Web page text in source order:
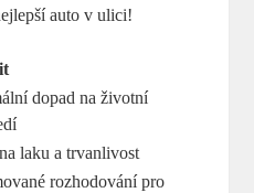
auto v ulici!
dopad na ⁤životní
laku⁤ a trvanlivost
rozhodování pro